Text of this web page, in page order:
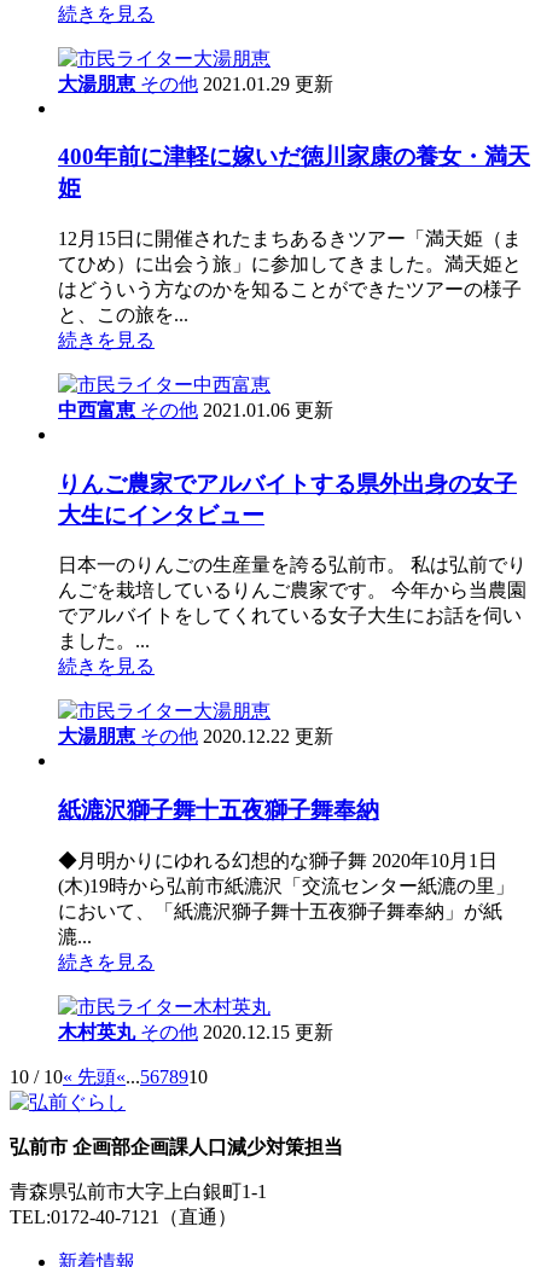
続きを見る
大湯朋恵 その他 2021.01.29 更新
400年前に津軽に嫁いだ徳川家康の養女・満天
姫
12月15日に開催されたまちあるきツアー「満天姫（ま
てひめ）に出会う旅」に参加してきました。満天姫と
はどういう方なのかを知ることができたツアーの様子
と、この旅を...
続きを見る
中西富恵 その他 2021.01.06 更新
りんご農家でアルバイトする県外出身の女子
大生にインタビュー
日本一のりんごの生産量を誇る弘前市。 私は弘前でり
んごを栽培しているりんご農家です。 今年から当農園
でアルバイトをしてくれている女子大生にお話を伺い
ました。...
続きを見る
大湯朋恵 その他 2020.12.22 更新
紙漉沢獅子舞十五夜獅子舞奉納
◆月明かりにゆれる幻想的な獅子舞 2020年10月1日
(木)19時から弘前市紙漉沢「交流センター紙漉の里」
において、「紙漉沢獅子舞十五夜獅子舞奉納」が紙
漉...
続きを見る
木村英丸 その他 2020.12.15 更新
10 / 10« 先頭«...5678910
弘前市 企画部企画課人口減少対策担当
青森県弘前市大字上白銀町1-1
TEL:0172-40-7121（直通）
新着情報